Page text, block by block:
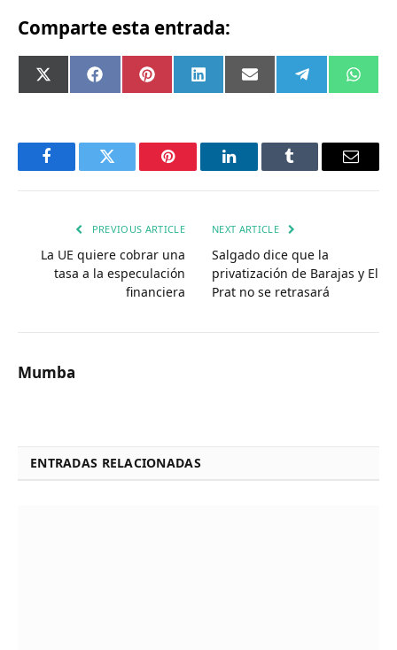
Comparte esta entrada:
Compartir
en
X
(Twitter)
Compartir
en
FacebookCompartir
en
PinterestCompartir
en
LinkedInCompartir
en
Email Compartir
en
Telegram
en
FacebookTwitter Pinterest LinkedInTumblr Email
PREVIOUS ARTICLE
La UE quiere cobrar una
tasa a la especulación
financiera
NEXT ARTICLE
Salgado dice que la
privatización de Barajas y El
Prat no se retrasará
Mumba
ENTRADAS RELACIONADAS